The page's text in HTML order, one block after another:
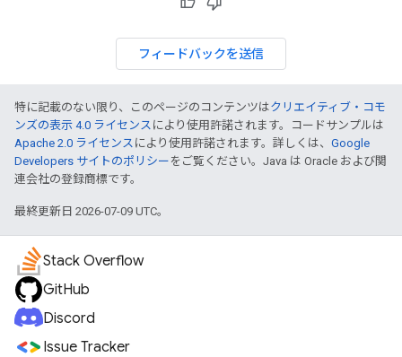
フィードバックを送信
特に記載のない限り、このページのコンテンツはクリエイティブ・コモ
ンズの表示 4.0 ライセンス により使用許諾されます。コードサンプルは
Apache 2.0 ライセンス により使用許諾されます。詳しくは、 Google
Developers サイトのポリシー をご覧ください。Java は Oracle および関
連会社の登録商標です。
最終更新日 2026-07-09 UTC。
Stack Overflow
GitHub
Discord
Issue Tracker